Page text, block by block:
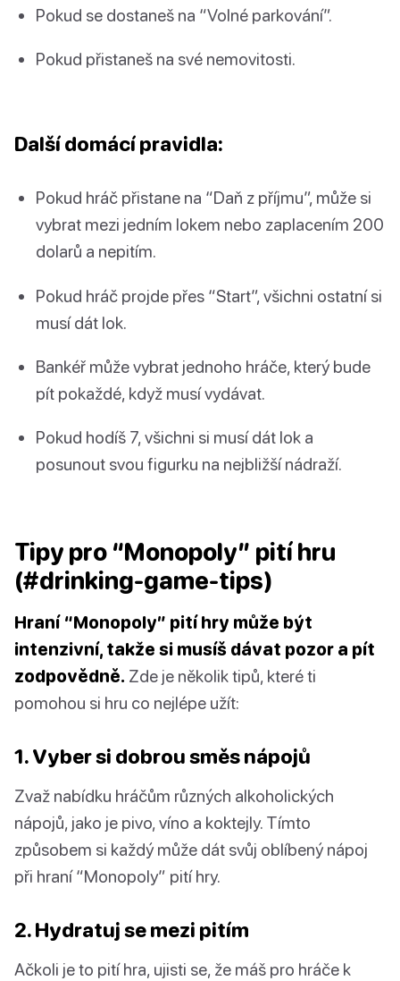
Pokud se dostaneš na “Volné parkování”.
Pokud přistaneš na své nemovitosti.
Další domácí pravidla:
Pokud hráč přistane na “Daň z příjmu”, může si
vybrat mezi jedním lokem nebo zaplacením 200
dolarů a nepitím.
Pokud hráč projde přes “Start”, všichni ostatní si
musí dát lok.
Bankéř může vybrat jednoho hráče, který bude
pít pokaždé, když musí vydávat.
Pokud hodíš 7, všichni si musí dát lok a
posunout svou figurku na nejbližší nádraží.
Tipy pro “Monopoly” pití hru
(#drinking-game-tips)
Hraní “Monopoly” pití hry může být
intenzivní, takže si musíš dávat pozor a pít
zodpovědně. Zde je několik tipů, které ti
pomohou si hru co nejlépe užít:
1. Vyber si dobrou směs nápojů
Zvaž nabídku hráčům různých alkoholických
nápojů, jako je pivo, víno a koktejly. Tímto
způsobem si každý může dát svůj oblíbený nápoj
při hraní “Monopoly” pití hry.
2. Hydratuj se mezi pitím
Ačkoli je to pití hra, ujisti se, že máš pro hráče k